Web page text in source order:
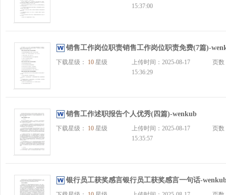
15:37:00
销售工作岗位职责销售工作岗位职责免费(7篇)-
下载星级： 10 星级
上传时间：2025-08-17
15:36:29
页
销售工作述职报告个人优秀(四篇)-wenkub
下载星级： 10 星级
上传时间：2025-08-17
15:35:57
页
银行员工获奖感言银行员工获奖感言一句话-